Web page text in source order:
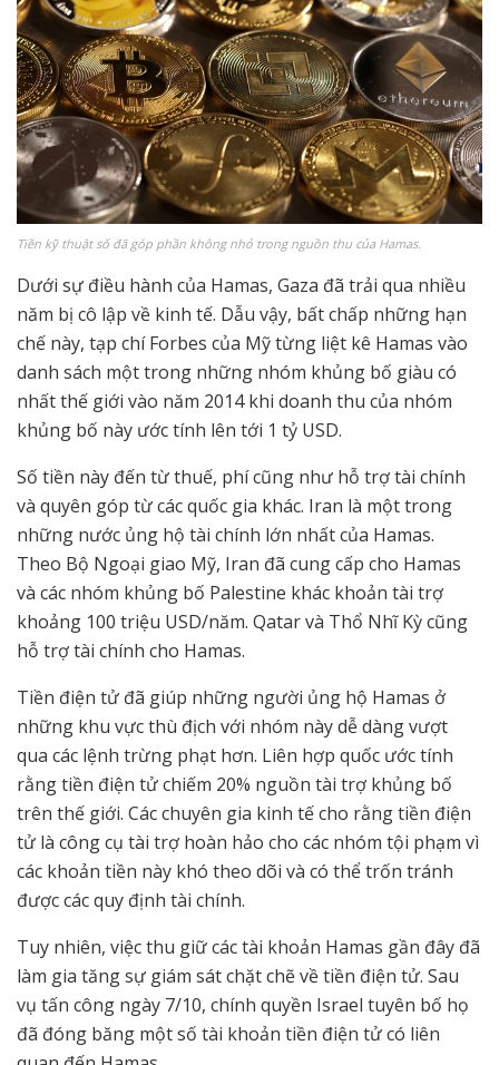
Tiền kỹ thuật số đã góp phần không nhỏ trong nguồn thu của Hamas.
Dưới sự điều hành của Hamas, Gaza đã trải qua nhiều
năm bị cô lập về kinh tế. Dẫu vậy, bất chấp những hạn
chế này, tạp chí Forbes của Mỹ từng liệt kê Hamas vào
danh sách một trong những nhóm khủng bố giàu có
nhất thế giới vào năm 2014 khi doanh thu của nhóm
khủng bố này ước tính lên tới 1 tỷ USD.
Số tiền này đến từ thuế, phí cũng như hỗ trợ tài chính
và quyên góp từ các quốc gia khác. Iran là một trong
những nước ủng hộ tài chính lớn nhất của Hamas.
Theo Bộ Ngoại giao Mỹ, Iran đã cung cấp cho Hamas
và các nhóm khủng bố Palestine khác khoản tài trợ
khoảng 100 triệu USD/năm. Qatar và Thổ Nhĩ Kỳ cũng
hỗ trợ tài chính cho Hamas.
Tiền điện tử đã giúp những người ủng hộ Hamas ở
những khu vực thù địch với nhóm này dễ dàng vượt
qua các lệnh trừng phạt hơn. Liên hợp quốc ước tính
rằng tiền điện tử chiếm 20% nguồn tài trợ khủng bố
trên thế giới. Các chuyên gia kinh tế cho rằng tiền điện
tử là công cụ tài trợ hoàn hảo cho các nhóm tội phạm vì
các khoản tiền này khó theo dõi và có thể trốn tránh
được các quy định tài chính.
Tuy nhiên, việc thu giữ các tài khoản Hamas gần đây đã
làm gia tăng sự giám sát chặt chẽ về tiền điện tử. Sau
vụ tấn công ngày 7/10, chính quyền Israel tuyên bố họ
đã đóng băng một số tài khoản tiền điện tử có liên